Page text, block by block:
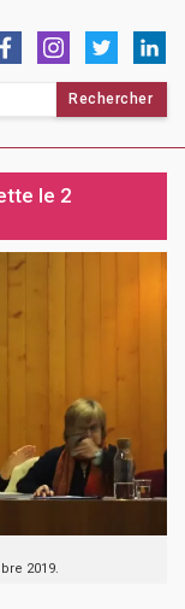
le 2
2019.